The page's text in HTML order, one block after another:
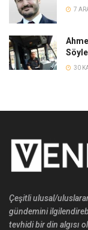
7
30
Çeşitli ulusal/
gündemini
tevhidi bir din algısı